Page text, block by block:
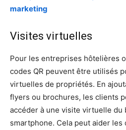
marketing
Visites virtuelles
Pour les entreprises hôtelières
codes QR peuvent être utilisés
virtuelles de propriétés. En
flyers ou brochures, les clients
accéder à une visite virtuelle du
smartphone. Cela peut aider les